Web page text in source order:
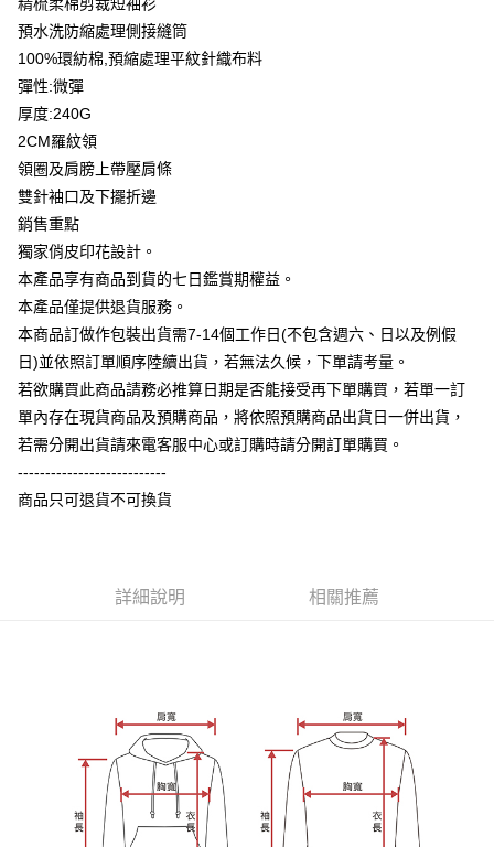
成交易。
3.實際核准額度、可分期數及費用金額請依後續交易確認頁面所載為準。
4.訂單成立30分鐘內，如未前往確認交易或遇審核未通過，訂單將自動取
消。如遇「轉專審核」未通過狀況，表示未達大哥付你分期系統評分，恕無
法說明評估內容。
【繳款方式說明】
1.分期款項不併入電信帳單，「大哥付你分期」於每月結算日後寄送繳費提
2.透過簡訊連結打開帳單後，可選擇「超商條碼／台灣大直營門市／銀行轉
帳／街口支付／iPASS MONEY」等通路繳費。
【注意事項】
1.本服務係由「台灣大哥大股份有限公司」（以下簡稱本公司）所提供，讓
用戶於交易時，得透過本服務購買商品或服務，並由商店將買賣／分期付款
2.基於同意付款使用「大哥付你分期」之契約關係目的，商店將以您的個人
資料（包含姓名、電話或地址）提供予台灣大哥大進項蒐集、處理及利用，
由本公司與您本人進行分期帳單所需資料之確認、核對及更正。
3.完整用戶服務條款，請詳閱以下連結：https://oppay.tw/userRule
【關於「AFTEE先享後付」】
AFTEE先享後付是「在收到商品之後才付款」的支付方式。 讓您購物簡單
１．簡單：不需註冊會員、不需綁卡、不需儲值。
２．便利：只要手機號碼，簡訊認證，即可結帳。
３．安心：先確認商品／服務後，再付款。
【「AFTEE先享後付」結帳流程】
１．於結帳方式選擇「AFTEE先享後付」後，將跳轉至「AFTEE先享後付」
２．訂單成立數日內，您將收到繳費通知簡訊。
３．收到繳費通知簡訊後14天內，點擊此簡訊中的連結，可透過四大超商／
ATM／網路銀行／等多元方式進行付款，方視為交易完成。
※ 請注意：結帳手續完成當下不需立刻繳費，但若您需要取消訂單，請聯絡
購買商品的店家。未經商家同意取消之訂單仍視為有效，需透過AFTEE先享
後付繳納相關費用。
是否繳費成功／繳費後需取消欲退款等相關疑問，請聯繫「AFTEE先享後付
客戶支援中心」 https://netprotections.freshdesk.com/support/home
【注意事項】
１．透過由恩沛科技股份有限公司提供之「AFTEE先享後付」服務完成之交
易，需依本服務之必要範圍內提供個人資料，並將交易相關給付款項請求債
https://aftee.tw/terms/#terms3
時審查核予不同之上限額度；若仍有額度不足之情形，本公司將視審查結果
ATM付款
運送方式
全家付款取貨
每筆NT$65，滿NT$899(含以上)免運費
付款後全家取貨
7-11付款取貨
每筆NT$65，滿NT$899(含以上)免運費
付款後7-11取貨
每筆NT$60，滿NT$899(含以上)免運費
宅配
每筆NT$65，滿NT$899(含以上)免運費
預水洗防縮處理側接縫筒
100%環紡棉,預縮處理平紋針織布料
彈性:微彈
厚度:240G
2CM羅紋領
領圈及肩膀上帶壓肩條
雙針袖口及下擺折邊
銷售重點
獨家俏皮印花設計。
本產品享有商品到貨的七日鑑賞期權益。
本產品僅提供退貨服務。
本商品訂做作包裝出貨需7-14個工作日(不包含週六、日以及例假
日)並依照訂單順序陸續出貨，若無法久候，下單請考量。
若欲購買此商品請務必推算日期是否能接受再下單購買，若單一訂
單內存在現貨商品及預購商品，將依照預購商品出貨日一併出貨，
若需分開出貨請來電客服中心或訂購時請分開訂單購買。
---------------------------
商品只可退貨不可換貨
詳細說明 相關推薦